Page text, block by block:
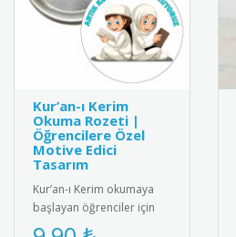
Kur’an-ı Kerim
Okuma Rozeti |
Öğrencilere Özel
Motive Edici
Tasarım
Kur’an-ı Kerim okumaya
başlayan öğrenciler için
özel olarak tasarlanmış bu